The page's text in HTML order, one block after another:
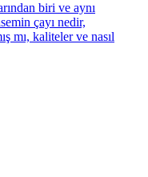
biri ve aynı
çayı nedir,
mı, kaliteler ve nasıl